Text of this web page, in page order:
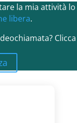
la mia attività lo
libera.
Clicca